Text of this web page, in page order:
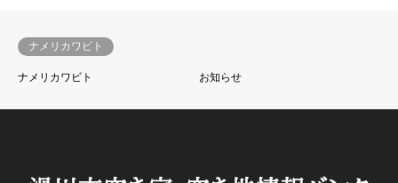
ナメリカワビト
ナメリカワビト お知らせ